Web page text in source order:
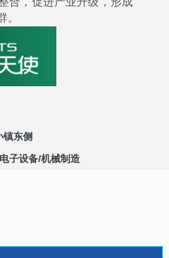
。
镇东侧
子设备/机械制造